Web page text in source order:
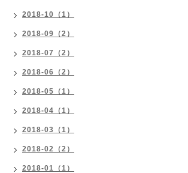
2018-10（1）
2018-09（2）
2018-07（2）
2018-06（2）
2018-05（1）
2018-04（1）
2018-03（1）
2018-02（2）
2018-01（1）